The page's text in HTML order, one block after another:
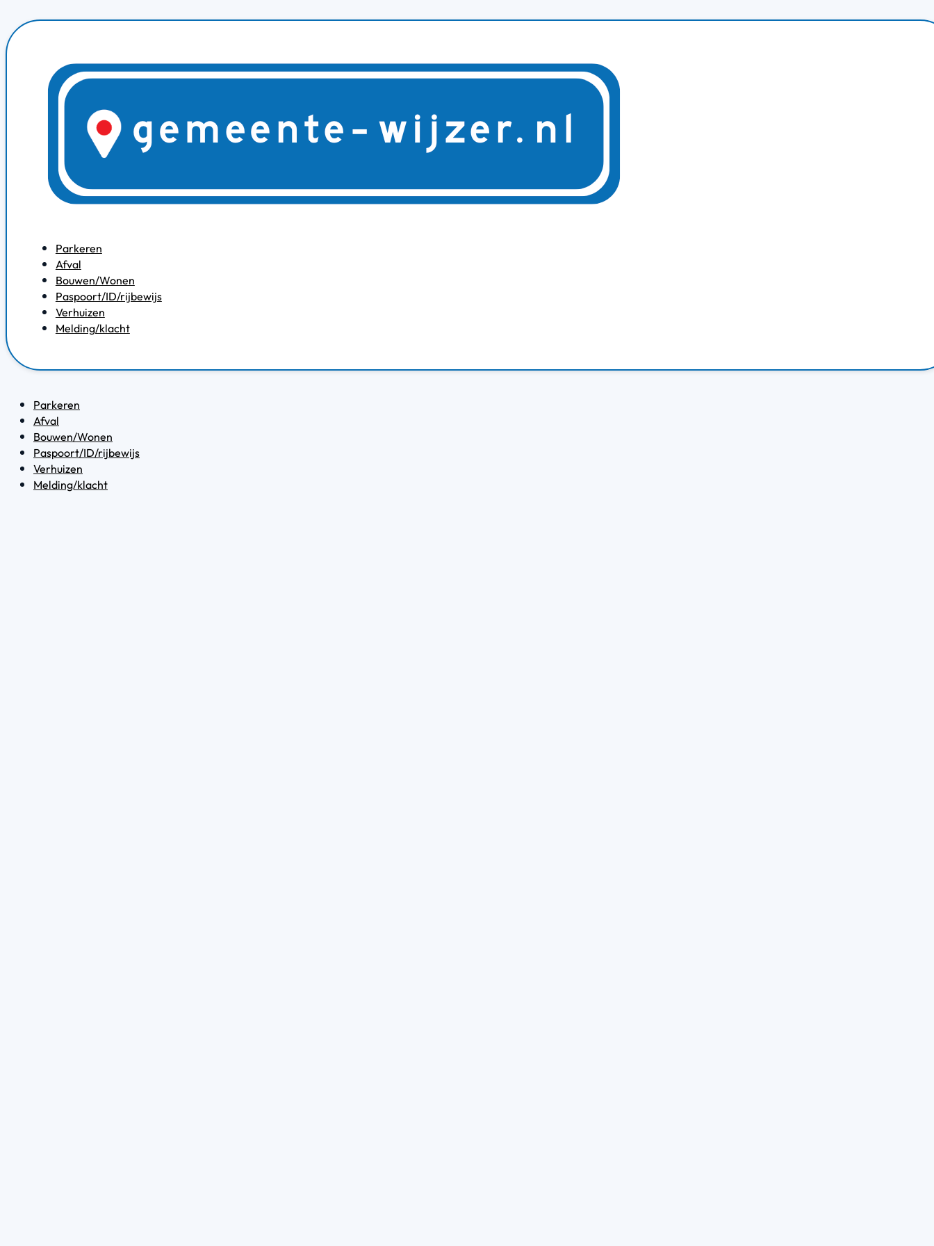
Parkeren
Afval
Bouwen/Wonen
Paspoort/ID/rijbewijs
Verhuizen
Melding/klacht
Parkeren
Afval
Bouwen/Wonen
Paspoort/ID/rijbewijs
Verhuizen
Melding/klacht